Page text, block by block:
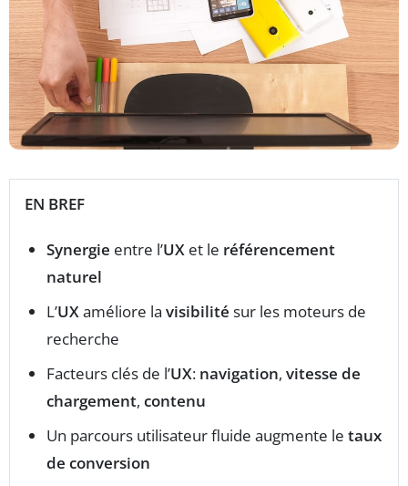
EN BREF
Synergie entre l’UX et le référencement
naturel
L’UXaméliore la visibilité sur les moteurs de
recherche
Facteurs clés de l’UX: navigation, vitesse de
chargement, contenu
Un parcours utilisateur fluide augmente le taux
de conversion